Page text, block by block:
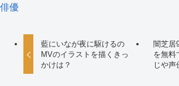
俳優
藍にいなが夜に駆けるの
MVのイラストを描くきっ
かけは？
闇芝居
を無料
じや声